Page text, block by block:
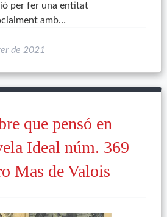
per fer una entitat
amb…
de 2021
que pensó en
Ideal núm. 369
Mas de Valois